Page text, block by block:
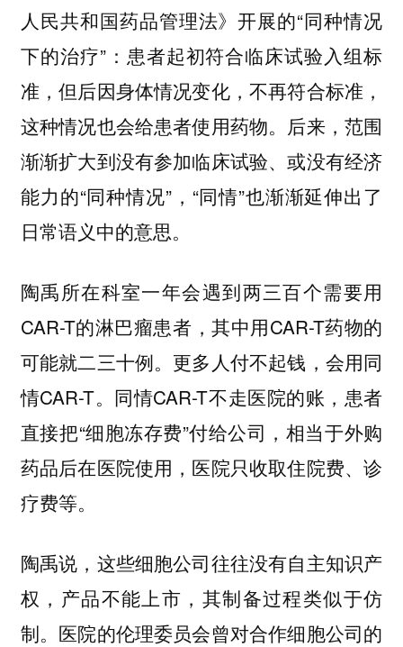
人民共和国药品管理法》开展的“同种情况
下的治疗”：患者起初符合临床试验入组标
准，但后因身体情况变化，不再符合标准，
这种情况也会给患者使用药物。后来，范围
渐渐扩大到没有参加临床试验、或没有经济
能力的“同种情况”，“同情”也渐渐延伸出了
日常语义中的意思。
陶禹所在科室一年会遇到两三百个需要用
CAR-T的淋巴瘤患者，其中用CAR-T药物的
可能就二三十例。更多人付不起钱，会用同
情CAR-T。同情CAR-T不走医院的账，患者
直接把“细胞冻存费”付给公司，相当于外购
药品后在医院使用，医院只收取住院费、诊
疗费等。
陶禹说，这些细胞公司往往没有自主知识产
权，产品不能上市，其制备过程类似于仿
制。医院的伦理委员会曾对合作细胞公司的